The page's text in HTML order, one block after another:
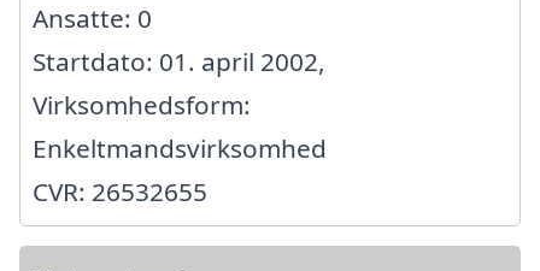
Ansatte: 0
Startdato: 01. april 2002,
Virksomhedsform:
Enkeltmandsvirksomhed
CVR: 26532655